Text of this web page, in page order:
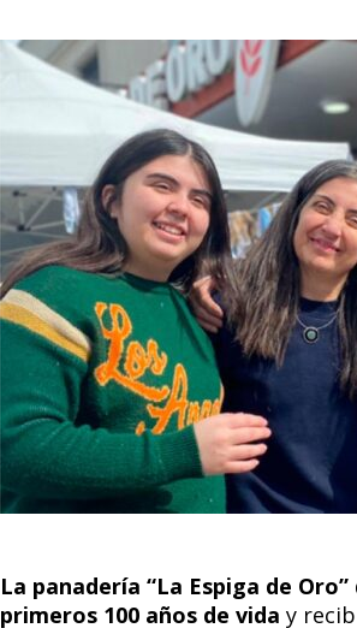
La panadería “La Espiga de
primeros 100 años de vida y